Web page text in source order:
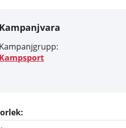
Kampanjvara
Kampanjgrupp:
Kampsport